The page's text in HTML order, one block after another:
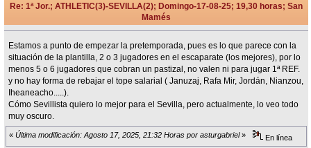
Re: 1ª Jor.; ATHLETIC(3)-SEVILLA(2); Domingo-17-08-25; 19,30 horas; San
Mamés
Estamos a punto de empezar la pretemporada, pues es lo que parece con la
situación de la plantilla, 2 o 3 jugadores en el escaparate (los mejores), por lo
menos 5 o 6 jugadores que cobran un pastizal, no valen ni para jugar 1ª REF.
y no hay forma de rebajar el tope salarial ( Januzaj, Rafa Mir, Jordán, Nianzou,
Iheaneacho.....).
Cómo Sevillista quiero lo mejor para el Sevilla, pero actualmente, lo veo todo
muy oscuro.
« Última modificación: Agosto 17, 2025, 21:32 Horas por asturgabriel» En línea